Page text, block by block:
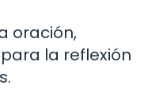
oración,
la reflexión